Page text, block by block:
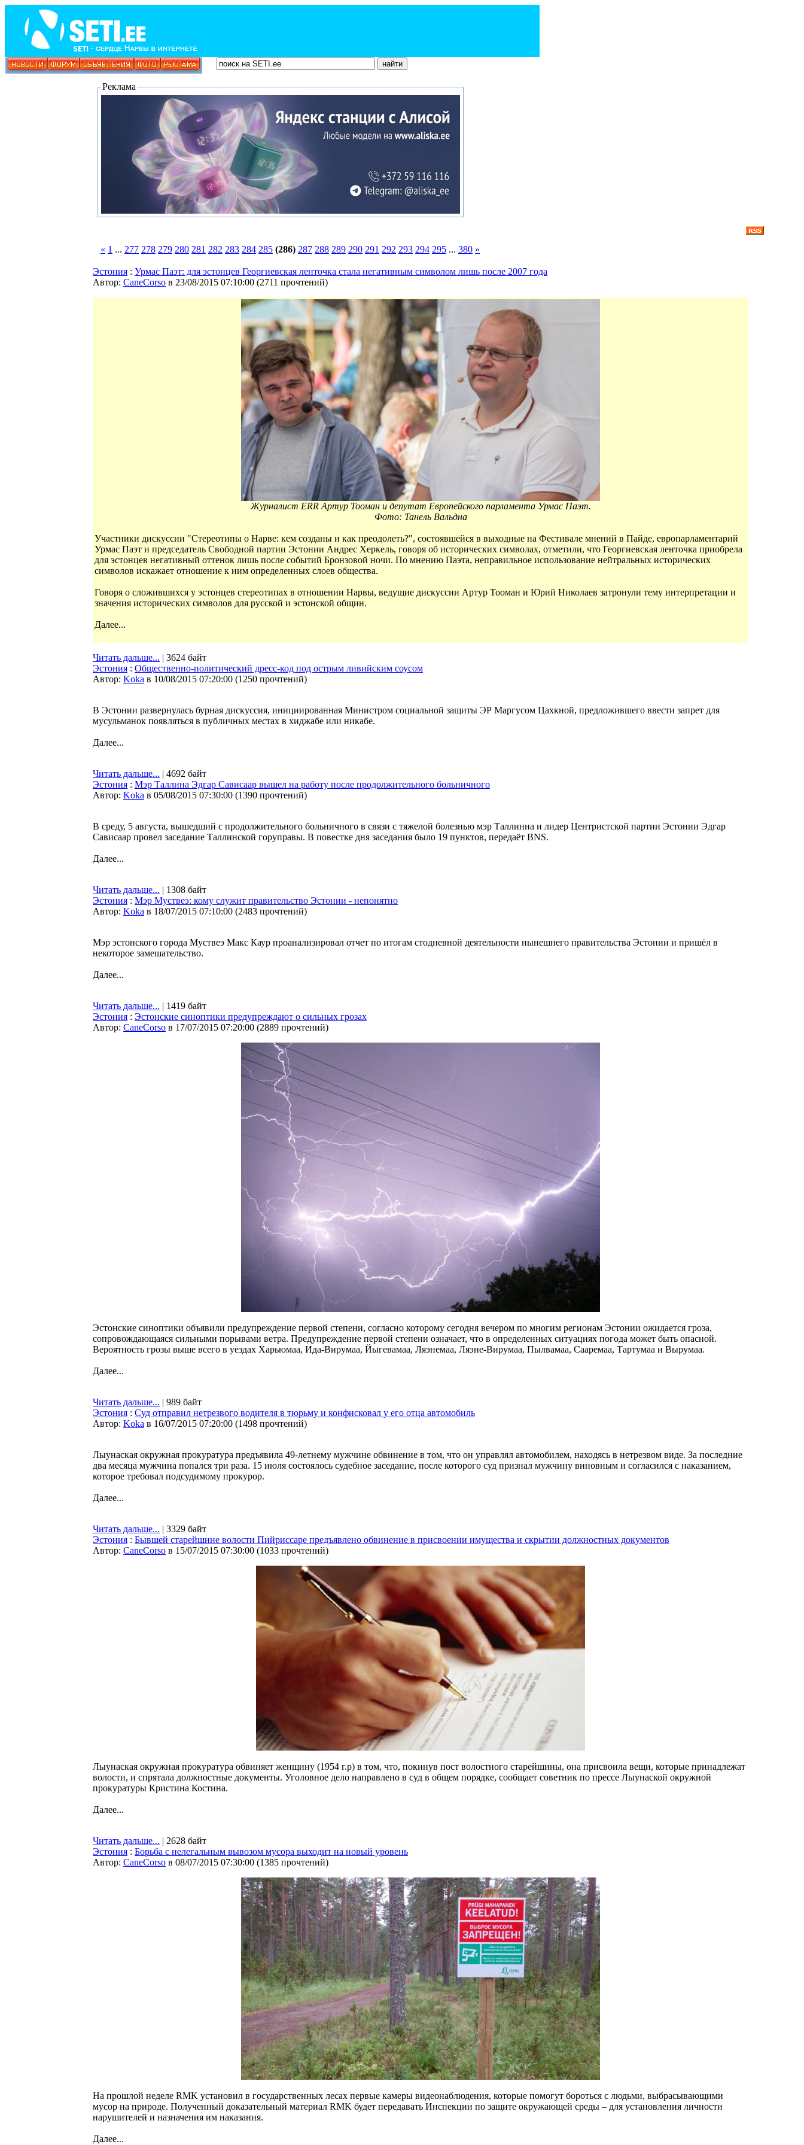
Реклама
« 1 ... 277 278 279 280 281 282 283 284 285 (286) 287 288 289 290 291 292 293 294 295 ... 380 »
Эстония : Урмас Паэт: для эстонцев Георгиевская ленточка стала негативным символом лишь после 2007 года
Автор: CaneCorso в 23/08/2015 07:10:00 (2711 прочтений)
Журналист ERR Артур Тооман и депутат Европейского парламента Урмас Паэт.
Фото: Танель Вальдна
Участники дискуссии "Стереотипы о Нарве: кем созданы и как преодолеть?", состоявшейся в выходные на Фестивале мнений в Пайде, европарламентарий
Урмас Паэт и председатель Свободной партии Эстонии Андрес Херкель, говоря об исторических символах, отметили, что Георгиевская ленточка приобрела
для эстонцев негативный оттенок лишь после событий Бронзовой ночи. По мнению Паэта, неправильное использование нейтральных исторических
символов искажает отношение к ним определенных слоев общества.
Говоря о сложившихся у эстонцев стереотипах в отношении Нарвы, ведущие дискуссии Артур Тооман и Юрий Николаев затронули тему интерпретации и
значения исторических символов для русской и эстонской общин.
Далее...
Читать дальше... | 3624 байт
Эстония : Общественно-политический дресс-код под острым ливийским соусом
Автор: Koka в 10/08/2015 07:20:00 (1250 прочтений)
В Эстонии развернулась бурная дискуссия, инициированная Министром социальной защиты ЭР Маргусом Цахкной, предложившего ввести запрет для
мусульманок появляться в публичных местах в хиджабе или никабе.
Далее...
Читать дальше... | 4692 байт
Эстония : Мэр Таллина Эдгар Сависаар вышел на работу после продолжительного больничного
Автор: Koka в 05/08/2015 07:30:00 (1390 прочтений)
В среду, 5 августа, вышедший с продолжительного больничного в связи с тяжелой болезнью мэр Таллинна и лидер Центристской партии Эстонии Эдгар
Сависаар провел заседание Таллинской горуправы. В повестке дня заседания было 19 пунктов, передаёт BNS.
Далее...
Читать дальше... | 1308 байт
Эстония : Мэр Муствеэ: кому служит правительство Эстонии - непонятно
Автор: Koka в 18/07/2015 07:10:00 (2483 прочтений)
Мэр эстонского города Муствеэ Макс Каур проанализировал отчет по итогам стодневной деятельности нынешнего правительства Эстонии и пришёл в
некоторое замешательство.
Далее...
Читать дальше... | 1419 байт
Эстония : Эстонские синоптики предупреждают о сильных грозах
Автор: CaneCorso в 17/07/2015 07:20:00 (2889 прочтений)
Эстонские синоптики объявили предупреждение первой степени, согласно которому сегодня вечером по многим регионам Эстонии ожидается гроза,
сопровождающаяся сильными порывами ветра. Предупреждение первой степени означает, что в определенных ситуациях погода может быть опасной.
Вероятность грозы выше всего в уездах Харьюмаа, Ида-Вирумаа, Йыгевамаа, Ляэнемаа, Ляэне-Вирумаа, Пылвамаа, Сааремаа, Тартумаа и Вырумаа.
Далее...
Читать дальше... | 989 байт
Эстония : Суд отправил нетрезвого водителя в тюрьму и конфисковал у его отца автомобиль
Автор: Koka в 16/07/2015 07:20:00 (1498 прочтений)
Лыунаская окружная прокуратура предъявила 49-летнему мужчине обвинение в том, что он управлял автомобилем, находясь в нетрезвом виде. За последние
два месяца мужчина попался три раза. 15 июля состоялось судебное заседание, после которого суд признал мужчину виновным и согласился с наказанием,
которое требовал подсудимому прокурор.
Далее...
Читать дальше... | 3329 байт
Эстония : Бывшей старейшине волости Пийриссаре предъявлено обвинение в присвоении имущества и скрытии должностных документов
Автор: CaneCorso в 15/07/2015 07:30:00 (1033 прочтений)
Лыунаская окружная прокуратура обвиняет женщину (1954 г.р) в том, что, покинув пост волостного старейшины, она присвоила вещи, которые принадлежат
волости, и спрятала должностные документы. Уголовное дело направлено в суд в общем порядке, сообщает советник по прессе Лыунаской окружной
прокуратуры Кристина Костина.
Далее...
Читать дальше... | 2628 байт
Эстония : Борьба с нелегальным вывозом мусора выходит на новый уровень
Автор: CaneCorso в 08/07/2015 07:30:00 (1385 прочтений)
На прошлой неделе RMK установил в государственных лесах первые камеры видеонаблюдения, которые помогут бороться с людьми, выбрасывающими
мусор на природе. Полученный доказательный материал RMK будет передавать Инспекции по защите окружающей среды – для установления личности
нарушителей и назначения им наказания.
Далее...